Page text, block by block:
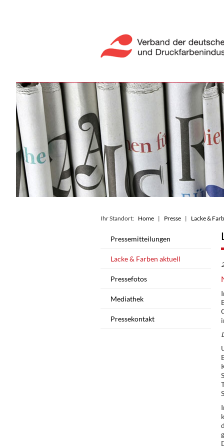
Ihr Standort: Home Presse Lacke &
Pressemitteilungen
Lacke & Farben aktuell
Pressefotos
Mediathek
Pressekontakt